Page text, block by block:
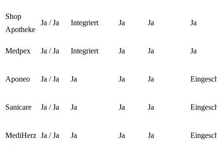
Shop
Apotheke
Ja / Ja Integriert Ja Ja Ja
Medpex Ja / Ja Integriert Ja Ja Ja
Aponeo Ja / Ja Ja Ja Ja
Sanicare Ja / Ja Ja Ja Ja
MediHerz Ja / Ja Ja Ja Ja